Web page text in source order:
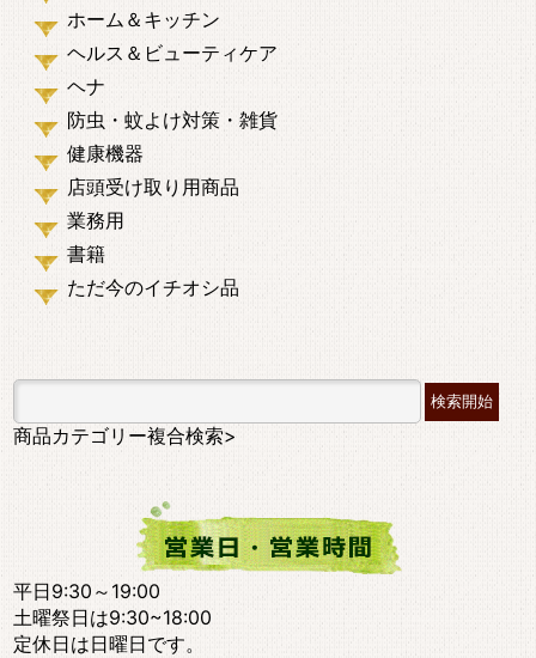
ホーム＆キッチン
ヘルス＆ビューティケア
ヘナ
防虫・蚊よけ対策・雑貨
健康機器
店頭受け取り用商品
業務用
書籍
ただ今のイチオシ品
商品カテゴリー複合検索>
平日9:30～19:00
土曜祭日は9:30~18:00
定休日は日曜日です。